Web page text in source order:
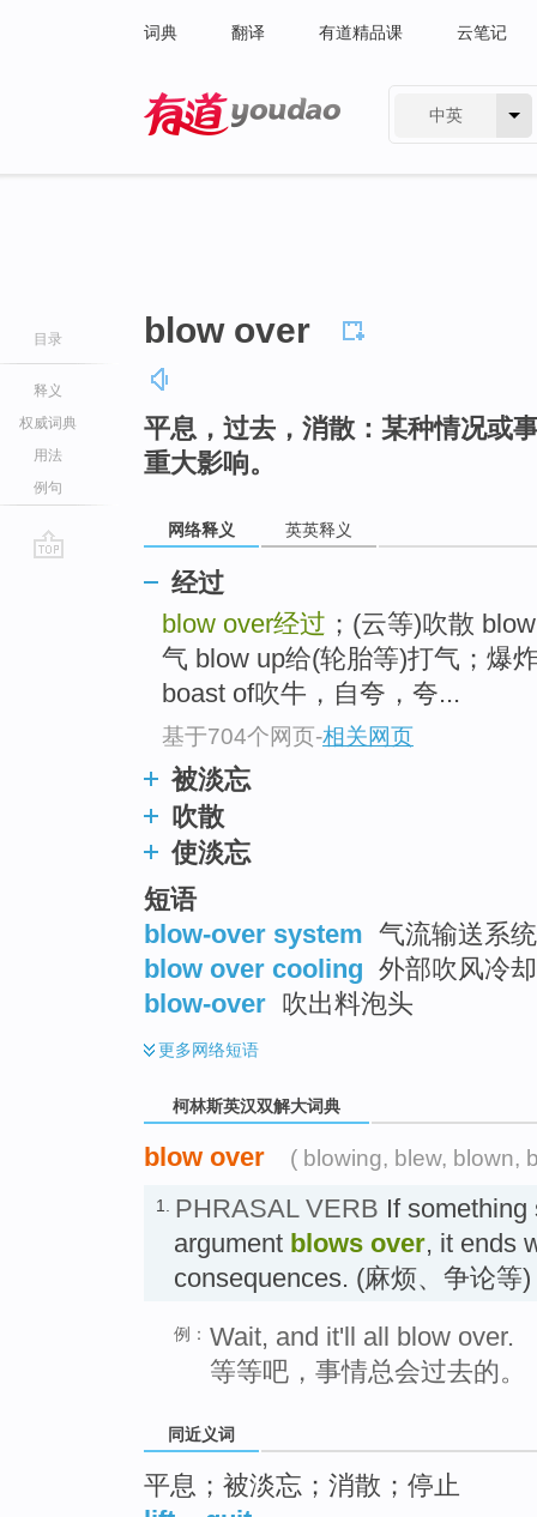
词典 翻译 有道精品课 云笔记
中英
目录
释义
权威词典
用法
例句
blow over
平息，过去，消散：某种情况或
重大影响。
网络释义 英英释义
经过
blow over经过 ；(云等)吹散
气 blow up给(轮胎等)打气；爆
boast of吹牛，自夸，夸...
基于704个网页-相关网页
被淡忘
吹散
使淡忘
短语
blow-over system 气流输送系统
blow over cooling 外部吹风冷却
blow-over 吹出料泡头
更多网络短语
柯林斯英汉双解大词典
blow over ( blowing, blew, blown,
1. PHRASAL VERB If
argument blows over, it ends
consequences. (麻烦、争论等
例： Wait, and it'll all blow over.
等等吧，事情总会过去的。
同近义词
平息；被淡忘；消散；停止